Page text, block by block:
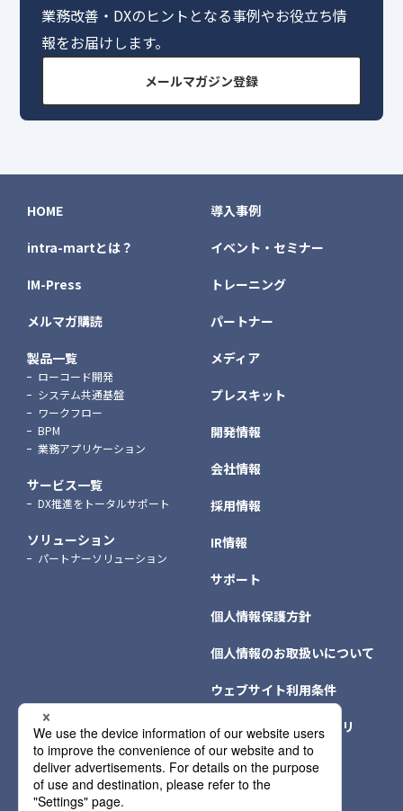
業務改善・DXのヒントとなる事例やお役立ち情
報をお届けします。
メールマガジン登録
HOME
intra-martとは？
IM-Press
メルマガ購読
製品一覧
ローコード開発
システム共通基盤
ワークフロー
BPM
業務アプリケーション
サービス一覧
DX推進をトータルサポート
ソリューション
パートナーソリューション
導入事例
イベント・セミナー
トレーニング
パートナー
メディア
プレスキット
開発情報
会社情報
採用情報
IR情報
サポート
個人情報保護方針
個人情報のお取扱いについて
ウェブサイト利用条件
クッキー（Cookie）ポリ
シー